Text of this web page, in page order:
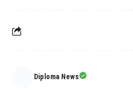
Diploma News